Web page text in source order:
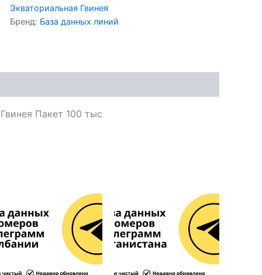
Экваториальная Гвинея
Бренд: База данных линий
Пакет 100 тыс